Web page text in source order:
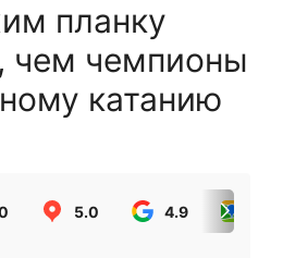
планку
чем чемпионы
катанию
5.0 4.9